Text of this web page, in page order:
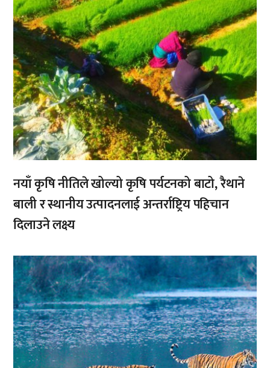
नयाँ कृषि नीतिले खोल्यो कृषि पर्यटनको बाटो, रैथाने
बाली र स्थानीय उत्पादनलाई अन्तर्राष्ट्रिय पहिचान
दिलाउने लक्ष्य
,